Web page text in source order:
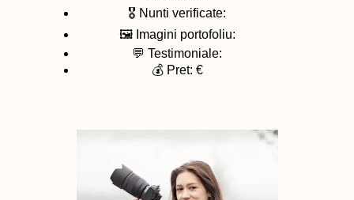
🎖️ Nunti verificate:
🖼️ Imagini portofoliu:
💬 Testimoniale:
💰 Pret: €